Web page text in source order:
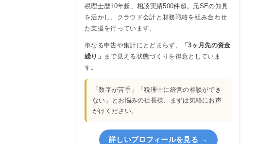
税理士歴10年超、相談実績500件超。元SEの知見
を活かし、クラウド会計と財務戦略を組み合わせ
た支援を行っています。
単なる申告や集計にとどまらず、
「3ヶ月先の資金
繰り」
まで見える状態づくりを得意としていま
す。
「数字が苦手」「税理士に経営の相談ができ
ない」とお悩みの社長様、まずは気軽にお声
がけください。
詳しいプロフィールを見る →